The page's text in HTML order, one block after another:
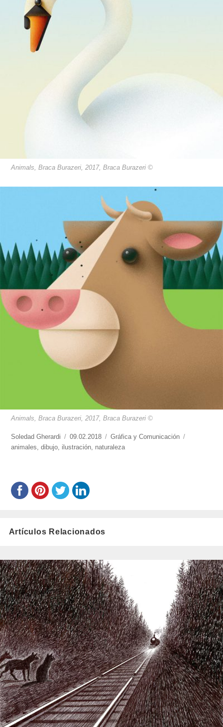
Animals, Braca Burazeri, 2017, Braca Burazeri ©
Animals, Braca Burazeri, 2017, Braca Burazeri ©
https://www.experimenta.es/author/soledad-
gherardi/
Soledad Gherardi
Publicado
el
09.02.2018 Categorías
Gráfica y Comunicación
animales ,dibujo ilustración naturaleza
Artículos Relacionados